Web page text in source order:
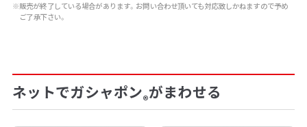
※販売が終了している場合があります。お問い合わせ頂いても対応致しかねますので予め
ご了承下さい。
ネットでガシャポン®がまわせる